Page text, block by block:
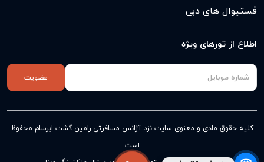
فستیوال های دبی
اطلاع از تورهای ویژه
عضویت
کلیه حقوق مادی و معنوی سایت نزد آژانس مسافرتی رامین گشت ابرسام محفوظ
است